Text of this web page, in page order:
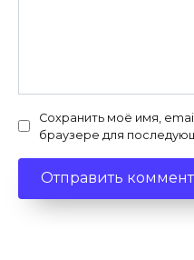
Сохранить моё имя,
браузере для